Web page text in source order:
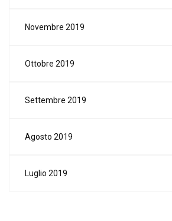
Novembre 2019
Ottobre 2019
Settembre 2019
Agosto 2019
Luglio 2019